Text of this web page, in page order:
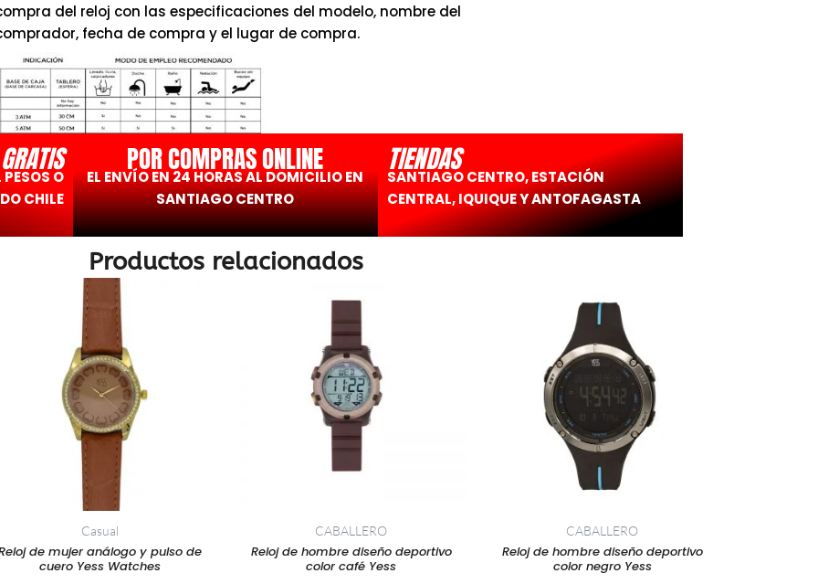
del reloj con las especificaciones del modelo, nombre del
fecha de compra y el lugar de compra.
O
CHILE
POR COMPRAS ONLINE
EL ENVÍO EN 24 HORAS AL DOMICILIO EN
SANTIAGO CENTRO
TIENDAS
SANTIAGO CENTRO, ESTACIÓN
CENTRAL, IQUIQUE Y ANTOFAGASTA
Productos relacionados
Casual
de mujer análogo y pulso de
cuero Yess Watches
CABALLERO
Reloj de hombre diseño deportivo
color café Yess
CABALLERO
Reloj de hombre diseño deportivo
color negro Yess